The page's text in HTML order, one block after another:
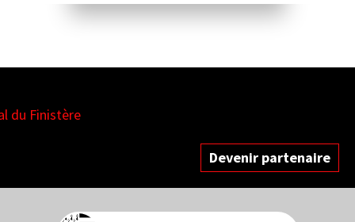
Devenir partenaire